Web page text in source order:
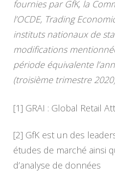
fournies par GfK, la
l’OCDE, Trading
instituts nationaux de
modifications
période équivalente
(troisième trimestre
[1] GRAI : Global Retail
[2] GfK est un des
études de marché ainsi
d’analyse de données